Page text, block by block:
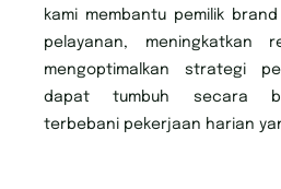
kami membantu pemilik
pelayanan, meningkatkan
mengoptimalkan strategi
dapat tumbuh secara
terbebani pekerjaan harian